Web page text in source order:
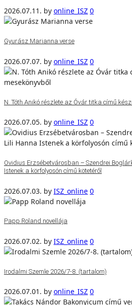
2026.07.11. by online_ISZ 0
Gyurász Marianna verse
2026.07.07. by online_ISZ 0
N. Tóth Anikó részlete az Óvár titka című
2026.07.05. by online_ISZ 0
Ovidius Erzsébetvárosban – Szendrei
Istenek a körfolyosón című kötetéről
2026.07.03. by ISZ_online 0
Papp Roland novellája
2026.07.02. by ISZ_online 0
Irodalmi Szemle 2026/7-8. (tartalom)
2026.07.01. by online_ISZ 0